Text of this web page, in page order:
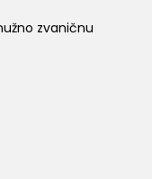
zvaničnu